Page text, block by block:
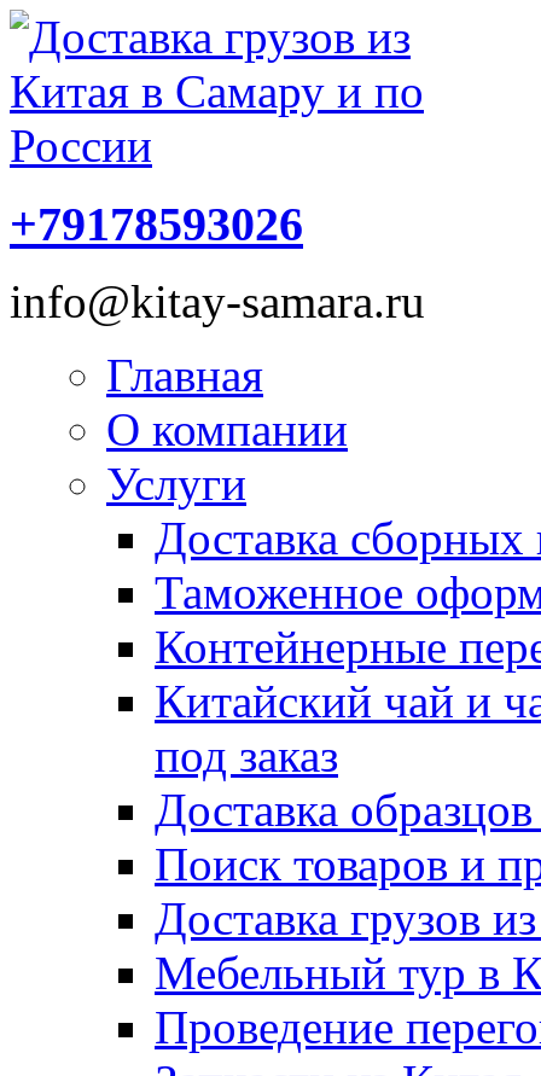
+79178593026
info@kitay-samara.ru
Главная
О компании
Услуги
Доставка сборных
Таможенное
Контейнерные
Китайский чай и
под заказ
Доставка
Поиск товаров и
Доставка грузов
Мебельный тур в
Проведение